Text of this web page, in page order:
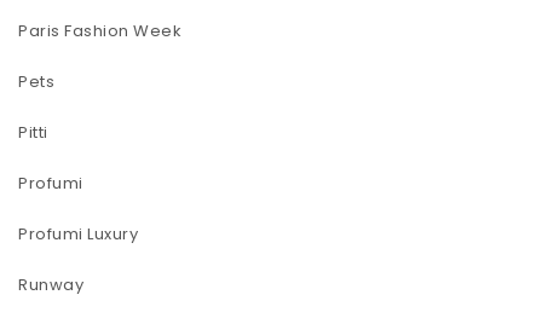
Paris Fashion Week
Pets
Pitti
Profumi
Profumi Luxury
Runway